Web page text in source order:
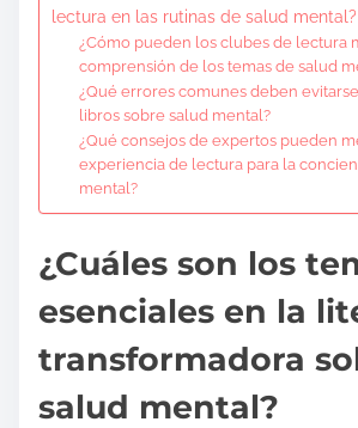
lectura en las rutinas de salud mental?
¿Cómo pueden los clubes de lectura
comprensión de los temas de salud
¿Qué errores comunes deben
libros sobre salud mental?
¿Qué consejos de expertos pueden
experiencia de lectura para la
mental?
¿Cuáles son los
esenciales en la
transformadora
salud mental?